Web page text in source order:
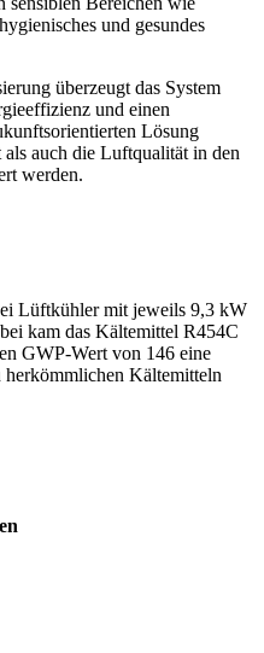
und gesundes
überzeugt das System
und einen
Lösung
auch die Luftqualität in den
werden.
Lüftkühler mit jeweils 9,3 kW
kam das Kältemittel R454C
GWP-Wert von 146 eine
Kältemitteln